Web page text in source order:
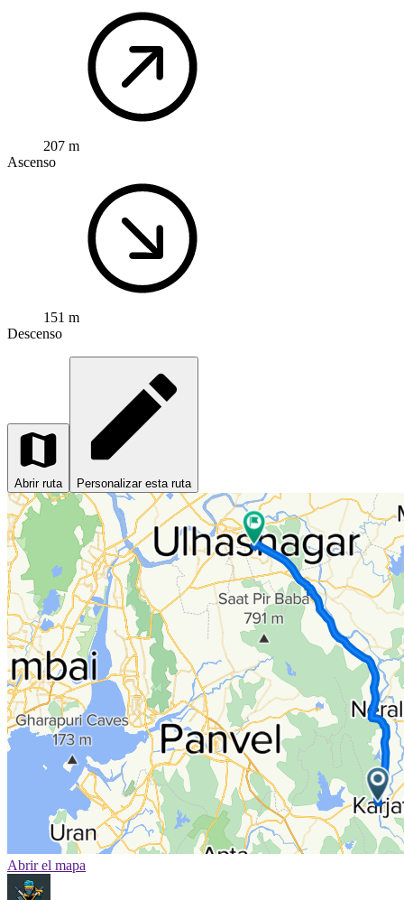
207 m
Ascenso
151 m
Descenso
Abrir ruta Personalizar esta ruta
Abrir el mapa